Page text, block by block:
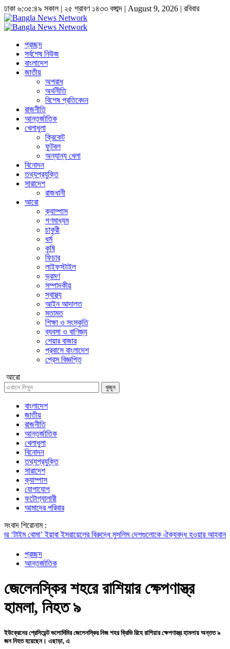
ঢাকা ৬:৩৫:৫০ সকাল| ২৫ শ্রাবণ ১৪৩৩ বঙ্গাব্দ | August 9, 2026 | রবিবার
প্রচ্ছদ
সর্বশেষ নিউজ
বাংলাদেশ
জাতীয়
অপরাধ
অর্থনীতি
বিশেষ প্রতিবেদন
রাজনীতি
আন্তর্জাতিক
খেলাধুলা
ক্রিকেট
ফুটবল
অন্যান্য খেলা
বিনোদন
তথ্যপ্রযুক্তি
সারাদেশ
রাজধানী
আরো
ক্যাম্পাস
গণমাধ্যম
চাকুরী
ধর্ম
কৃষি
ফিচার
লাইফস্টাইল
ভ্রমণ
সম্পাদকীয়
স্বাস্থ্য
আইন আদালত
মতামত
শিক্ষা ও সংস্কৃতি
ব্যবসা ও বাণিজ্য
শেয়ার বাজার
প্রবাসে বাংলাদেশ
প্রেস বিজ্ঞপ্তি
আরো
খুজুন
বাংলাদেশ
জাতীয়
রাজনীতি
আন্তর্জাতিক
খেলাধুলা
বিনোদন
তথ্যপ্রযুক্তি
সারাদেশ
ক্যাম্পাস
যোগাযোগ
ফটোগ্যালারী
আমাদের পরিবার
সংবাদ শিরোনাম :
বোমা’ ইয়াবা ইসরায়েলের বিরুদ্ধে মুসলিম দেশগুলোকে ঐক্যবদ্ধ হওয়ার আহ্বান
প্রচ্ছদ
আন্তর্জাতিক
জেলেনস্কির শহরে রাশিয়ার ক্ষেপণাস্ত্র
হামলা, নিহত ৯
ইউক্রেনের প্রেসিডেন্ট ভলোদিমির জেলেনস্কির নিজ শহর ক্রিভি রিহে রাশিয়ার ক্ষেপণাস্ত্র হামলায় অন্তত ৯
জন নিহত হয়েছেন। এছাড়া, এ